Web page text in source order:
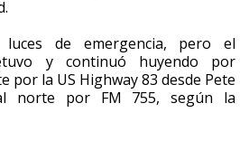
de emergencia, pero el
y continuó huyendo por
por la US Highway 83 desde Pete
norte por FM 755, según la